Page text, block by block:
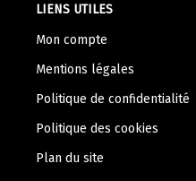
LIENS UTILES
Mon compte
Mentions légales
Politique de confidentialité
Politique des cookies
Plan du site